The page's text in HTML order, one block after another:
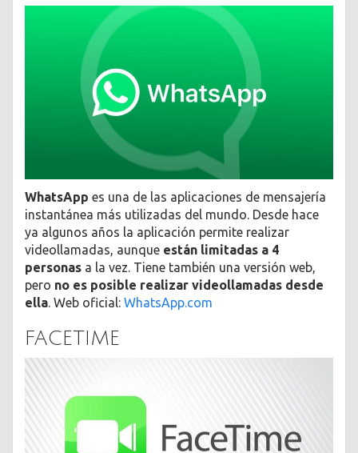
WhatsApp es una de las aplicaciones de mensajería
instantánea más utilizadas del mundo. Desde hace
ya algunos años la aplicación permite realizar
videollamadas, aunque están limitadas a 4
personas a la vez. Tiene también una versión web,
pero no es posible realizar videollamadas desde
ella. Web oficial: WhatsApp.com
FACETIME